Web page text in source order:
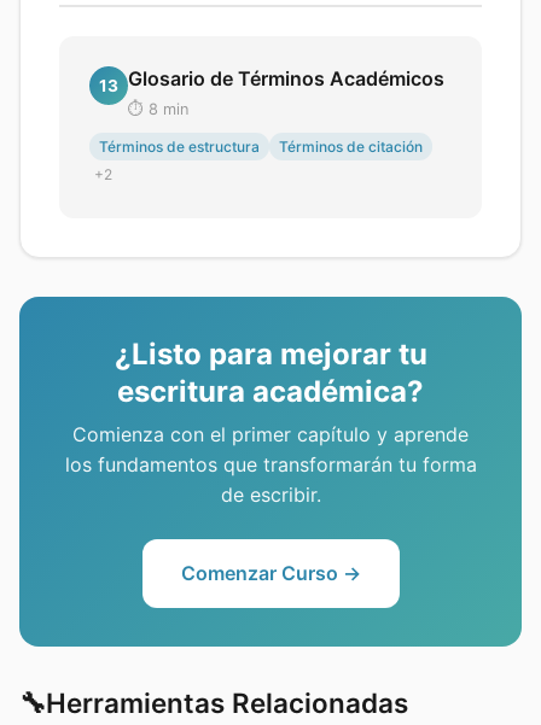
13 Glosario de Términos Académicos
⏱️ 8 min
Términos de estructura
Términos de citación
+2
¿Listo para mejorar tu
escritura académica?
Comienza con el primer capítulo y aprende
los fundamentos que transformarán tu forma
de escribir.
Comenzar Curso →
🔧Herramientas Relacionadas